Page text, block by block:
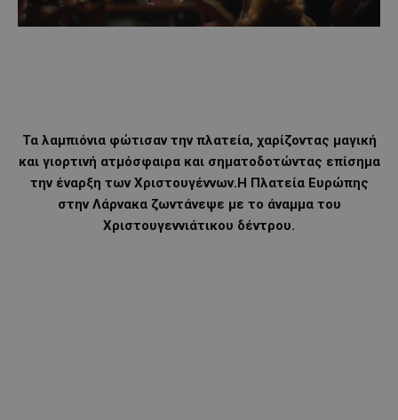
Τα λαμπιόνια φώτισαν την πλατεία, χαρίζοντας μαγική
και γιορτινή ατμόσφαιρα και σηματοδοτώντας επίσημα
την έναρξη των Χριστουγέννων.Η Πλατεία Ευρώπης
στην Λάρνακα ζωντάνεψε με το άναμμα του
Χριστουγεννιάτικου δέντρου.